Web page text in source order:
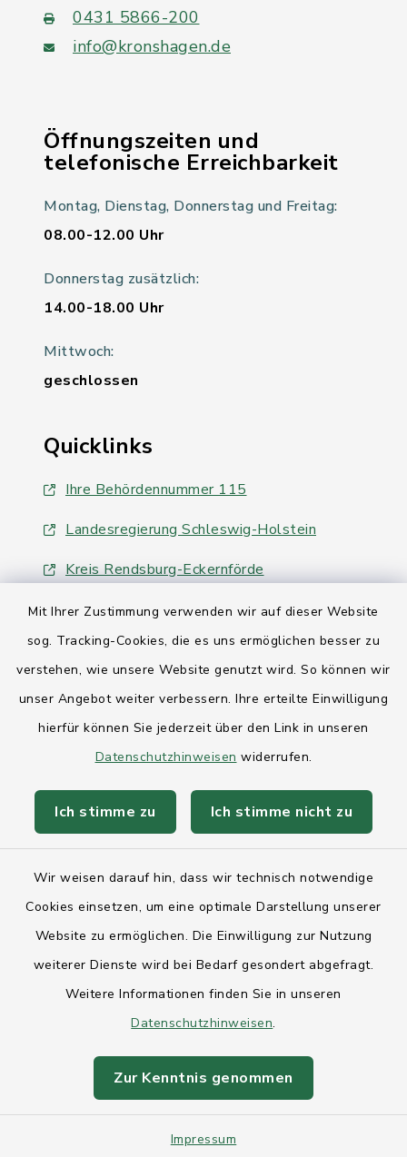
Mit Ihrer Zustimmung verwenden wir auf dieser Website
sog. Tracking-Cookies, die es uns ermöglichen besser zu
verstehen, wie unsere Website genutzt wird. So können wir
unser Angebot weiter verbessern. Ihre erteilte Einwilligung
hierfür können Sie jederzeit über den Link in unseren
Datenschutzhinweisen widerrufen.
Ich stimme zu Ich stimme nicht zu
Wir weisen darauf hin, dass wir technisch notwendige
Cookies einsetzen, um eine optimale Darstellung unserer
Website zu ermöglichen. Die Einwilligung zur Nutzung
weiterer Dienste wird bei Bedarf gesondert abgefragt.
Weitere Informationen finden Sie in unseren
Datenschutzhinweisen.
Zur Kenntnis genommen
Impressum
0431 5866-200
info@kronshagen.de
Öffnungszeiten und
telefonische Erreichbarkeit
Montag, Dienstag, Donnerstag und Freitag:
08.00-12.00 Uhr
Donnerstag zusätzlich:
14.00-18.00 Uhr
Mittwoch:
geschlossen
Quicklinks
Ihre Behördennummer 115
Landesregierung Schleswig-Holstein
Kreis Rendsburg-Eckernförde
AktivRegion Mittelholstein
Anfahrt
Barrierefreiheit
Datenschutz
Impressum
Intranet
Cookie-Einstellungen